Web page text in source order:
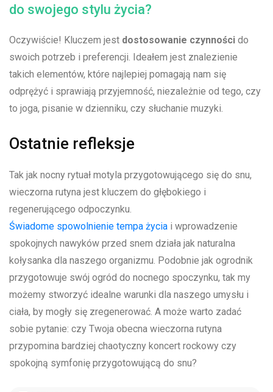
do swojego stylu życia?
Oczywiście! Kluczem jest dostosowanie czynności do
swoich potrzeb i preferencji. Ideałem jest znalezienie
⁤takich elementów, które najlepiej pomagają nam się
odprężyć i​ sprawiają przyjemność, ‍niezależnie od tego, czy
to joga, pisanie w dzienniku, ⁤czy słuchanie muzyki.
Ostatnie refleksje
Tak jak nocny‌ rytuał motyla przygotowującego się do⁣ snu,
wieczorna rutyna jest kluczem do głębokiego i
regenerującego odpoczynku.
Świadome‍ spowolnienie tempa życia i wprowadzenie
spokojnych nawyków przed snem działa jak naturalna
kołysanka dla naszego organizmu. Podobnie jak ogrodnik
przygotowuje swój ogród do nocnego spoczynku, tak my
możemy stworzyć idealne warunki ⁢dla naszego umysłu i
ciała, by mogły się ‍zregenerować. A może warto zadać
sobie pytanie: ‍czy Twoja obecna wieczorna rutyna
przypomina bardziej chaotyczny koncert rockowy czy‍
spokojną symfonię przygotowującą do snu?